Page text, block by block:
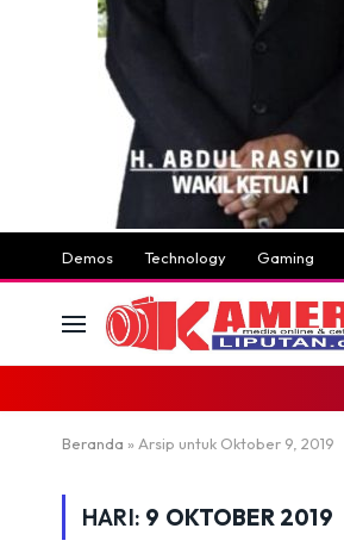
Demos Technology Gaming
Beranda » Arsip untuk Oktober 9, 2019
HARI: 9 OKTOBER 2019